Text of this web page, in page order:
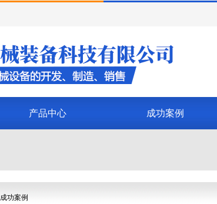
产品中心 成功案例
成功案例